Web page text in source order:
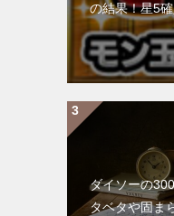
の結果！星5
ダイソーの
タベタや固ま